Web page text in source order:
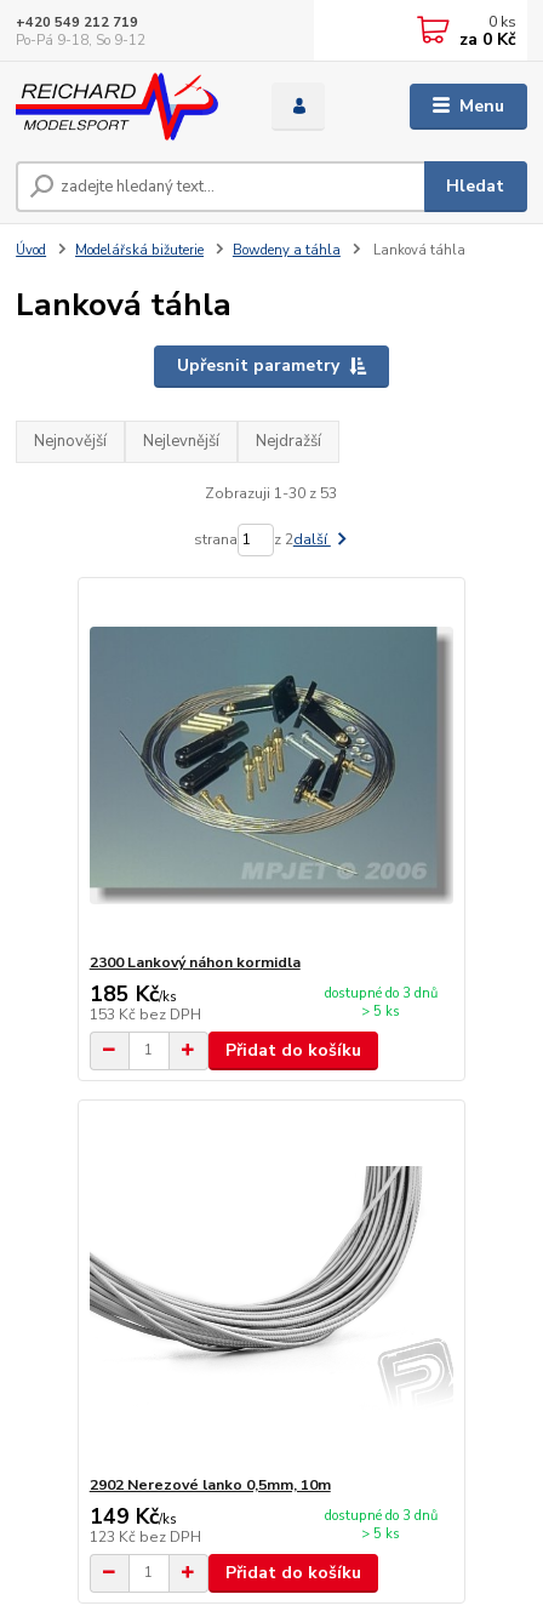
Menu
Hledat
+420 549 212 719
Po-Pá 9-18, So 9-12
0 ks
za 0 Kč
Úvod Modelářská bižuterie Bowdeny a táhla Lanková táhla
Lanková táhla
Upřesnit parametry
Nejnovější Nejlevnější Nejdražší
Zobrazuji 1-30 z 53
strana z 2další
2300 Lankový náhon kormidla
185 Kč/ks
153 Kč bez DPH
dostupné do 3 dnů
> 5 ks
Přidat do košíku
2902 Nerezové lanko 0,5mm, 10m
149 Kč/ks
123 Kč bez DPH
dostupné do 3 dnů
> 5 ks
Přidat do košíku